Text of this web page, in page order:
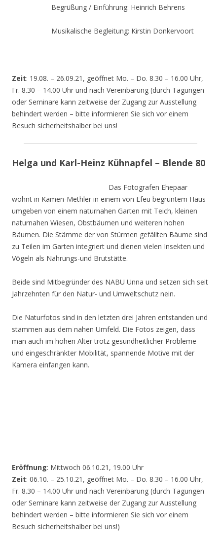
Begrüßung / Einführung: Heinrich Behrens
Musikalische Begleitung: Kirstin Donkervoort
Zeit: 19.08. – 26.09.21, geöffnet Mo. – Do. 8.30 – 16.00 Uhr,
Fr. 8.30 – 14.00 Uhr und nach Vereinbarung (durch Tagungen
oder Seminare kann zeitweise der Zugang zur Ausstellung
behindert werden – bitte informieren Sie sich vor einem
Besuch sicherheitshalber bei uns!
Helga und Karl-Heinz Kühnapfel – Blende 80
Das Fotografen Ehepaar
wohnt in Kamen-Methler in einem von Efeu begrüntem Haus
umgeben von einem naturnahen Garten mit Teich, kleinen
naturnahen Wiesen, Obstbäumen und weiteren hohen
Bäumen. Die Stämme der von Stürmen gefällten Bäume sind
zu Teilen im Garten integriert und dienen vielen Insekten und
Vögeln als Nahrungs-und Brutstätte.
Beide sind Mitbegründer des NABU Unna und setzen sich seit
Jahrzehnten für den Natur- und Umweltschutz nein.
Die Naturfotos sind in den letzten drei Jahren entstanden und
stammen aus dem nahen Umfeld. Die Fotos zeigen, dass
man auch im hohen Alter trotz gesundheitlicher Probleme
und eingeschränkter Mobilität, spannende Motive mit der
Kamera einfangen kann.
Eröffnung: Mittwoch 06.10.21, 19.00 Uhr
Zeit: 06.10. – 25.10.21, geöffnet Mo. – Do. 8.30 – 16.00 Uhr,
Fr. 8.30 – 14.00 Uhr und nach Vereinbarung (durch Tagungen
oder Seminare kann zeitweise der Zugang zur Ausstellung
behindert werden – bitte informieren Sie sich vor einem
Besuch sicherheitshalber bei uns!)